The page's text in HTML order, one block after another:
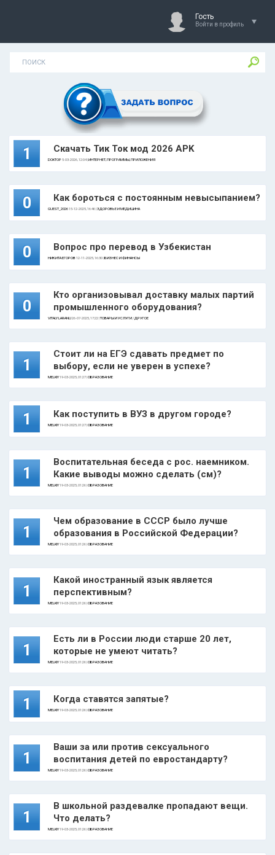
Гость
Войти в профиль
1 Скачать Тик Ток мод 2026 APK
DOKTOP5-03-2026, 12:04 |ИНТЕРНЕТ, ПРОГРАММЫ, ПРИЛОЖЕНИЯ
0 Как бороться с постоянным невысыпанием?
GUEST_202615-12-2025, 16:46 |ЗДОРОВЬЕ И МЕДИЦИНА
0 Вопрос про перевод в Узбекистан
НИКИТА ЕГОРОВ12-11-2025, 16:30 |БИЗНЕС И ФИНАНСЫ
0
Кто организовывал доставку малых партий
промышленного оборудования?
VITALY LARANU26-07-2025, 17:22 |ТОВАРЫ И УСЛУГИ / ДРУГОЕ
1
Стоит ли на ЕГЭ сдавать предмет по
выбору, если не уверен в успехе?
MELKIY19-03-2025, 01:27 |ОБРАЗОВАНИЕ
1 Как поступить в ВУЗ в другом городе?
MELKIY19-03-2025, 01:27 |ОБРАЗОВАНИЕ
1
Воспитательная беседа с рос. наемником.
Какие выводы можно сделать (см)?
MELKIY19-03-2025, 01:26 |ОБРАЗОВАНИЕ
1
Чем образование в СССР было лучше
образования в Российской Федерации?
MELKIY19-03-2025, 01:26 |ОБРАЗОВАНИЕ
1
Какой иностранный язык является
перспективным?
MELKIY19-03-2025, 01:26 |ОБРАЗОВАНИЕ
1
Есть ли в России люди старше 20 лет,
которые не умеют читать?
MELKIY19-03-2025, 01:26 |ОБРАЗОВАНИЕ
1 Когда ставятся запятые?
MELKIY19-03-2025, 01:26 |ОБРАЗОВАНИЕ
1
Ваши за или против сексуального
воспитания детей по евростандарту?
MELKIY19-03-2025, 01:26 |ОБРАЗОВАНИЕ
1
В школьной раздевалке пропадают вещи.
Что делать?
MELKIY19-03-2025, 01:26 |ОБРАЗОВАНИЕ